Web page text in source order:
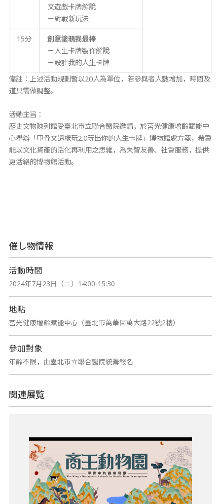
文遊戲卡牌解說
－對戰新玩法
15分
創意塗鴉我最棒
－人生卡牌製作解說
－設計我的人生卡牌
備註：上述活動規劃暫以20人為單位，若參與者人數增加，時間及
道具需做調整。
活動主旨：
歷史文物陳列館受臺北市立聯合醫院邀請，於莒光健康增齡賦能中
心舉辦「甲骨文這樣玩2.0玩出你的人生卡牌」博物館處方箋，希冀
能以文化資產的活化再利用之思維，為失智友善、社會服務，提供
更活絡的博物館活動。
催し物情報
活動時間
2024年7月23日（二）14:00-15:30
地點
莒光健康增齡賦能中心（臺北市萬華區萬大路22號2樓）
參加對象
年齡不限，由臺北市立聯合醫院統籌報名
関連展覧